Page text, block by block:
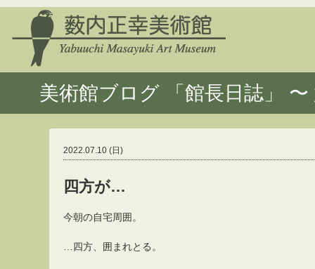
美術館ブログ 「館長日誌」
2022.07.10 (日)
四方が…
今朝の自宅周囲。
…四方、囲まれとる。